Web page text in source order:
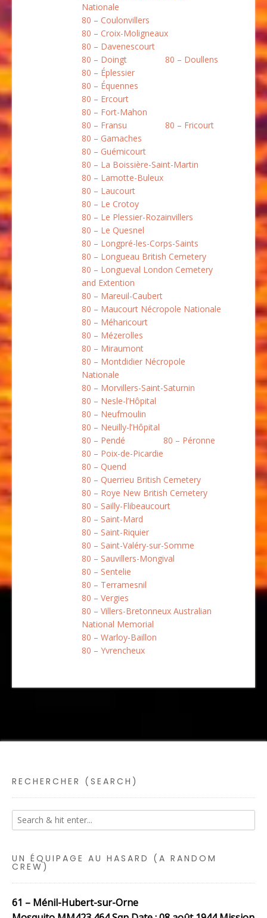
Nationale
80 – Coulonvillers
80 – Croix-Moligneaux
80 – Davenescourt
80 – Doingt
80 – Doullens
80 – Éplessier
80 – Équennes
80 – Ercourt
80 – Fort-Mahon
80 – Fransu
80 – Fricourt
80 – Gamaches
80 – Guémicourt
80 – La Boissière-Saint-Martin
80 – Lamotte-Buleux
80 – Laucourt
80 – Le Crotoy
80 – Le Plessier-Rozainvillers
80 – Le Quesnel
80 – Longpré-les-Corps-Saints
80 – Longueau British Cemetery
80 – Longueval London Cemetery
and Extention
80 – Mareuil-Caubert
80 – Maucourt Nécropole Nationale
80 – Méharicourt
80 – Mézerolles
80 – Miraumont
80 – Montdidier Nécropole
Nationale
80 – Morvillers-Saint-Saturnin
80 – Nesle-l’Hôpital
80 – Neufmoulin
80 – Neuilly-l’Hôpital
80 – Pendé
80 – Péronne
80 – Poix-de-Picardie
80 – Quend
80 – Querrieu British Cemetery
80 – Roye New British Cemetery
80 – Sailly-Flibeaucourt
80 – Saint-Mard
80 – Saint-Riquier
80 – Saint-Valéry-sur-Somme
80 – Sauvillers-Mongival
80 – Sentelie
80 – Terramesnil
80 – Vergies
80 – Villers-Bretonneux Australian
National Memorial
80 – Warloy-Baillon
80 – Yvrencheux
RECHERCHER (SEARCH)
UN ÉQUIPAGE AU HASARD (A RANDOM
CREW)
61 – Ménil-Hubert-sur-Orne